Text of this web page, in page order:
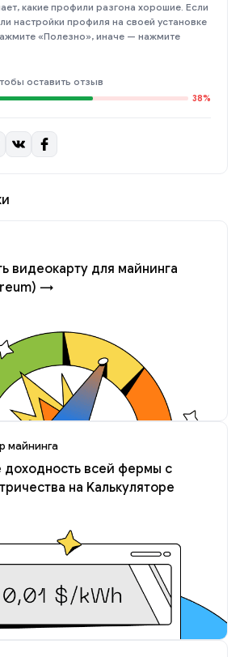
какие профили разгона хорошие. Если
настройки профиля на своей установке
«Полезно», иначе — нажмите
оставить отзыв
38%
видеокарту для майнинга
→
майнинга
доходность всей фермы с
на Kалькуляторе